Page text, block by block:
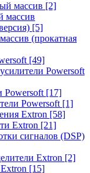
массив [2]
массив
[5]
(прокатная
[49]
Powersoft
Powersoft [17]
Powersoft [1]
Extron [58]
Extron [21]
сигналов (DSP)
Extron [2]
[15]